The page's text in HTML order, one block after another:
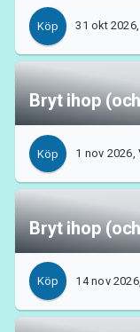
Köp 31 okt
Bryt ihop
Köp 1 nov 2026,
Bryt ihop
Köp 14 nov